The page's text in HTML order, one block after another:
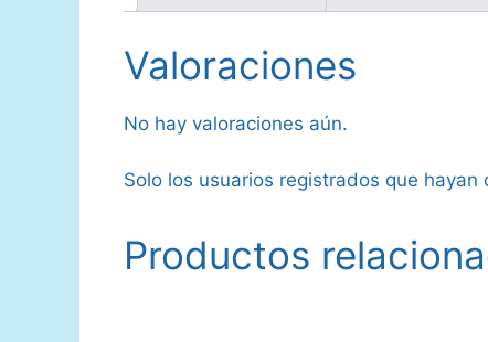
Valoraciones
No hay valoraciones aún.
Solo los usuarios registrados que
Productos